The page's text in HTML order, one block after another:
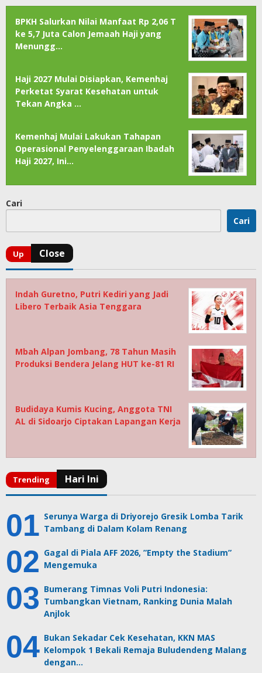
BPKH Salurkan Nilai Manfaat Rp 2,06 T
ke 5,7 Juta Calon Jemaah Haji yang
Menungg…
Haji 2027 Mulai Disiapkan, Kemenhaj
Perketat Syarat Kesehatan untuk
Tekan Angka …
Kemenhaj Mulai Lakukan Tahapan
Operasional Penyelenggaraan Ibadah
Haji 2027, Ini…
Cari
Cari
Indah Guretno, Putri Kediri yang Jadi
Libero Terbaik Asia Tenggara
Mbah Alpan Jombang, 78 Tahun Masih
Produksi Bendera Jelang HUT ke-81 RI
Budidaya Kumis Kucing, Anggota TNI
AL di Sidoarjo Ciptakan Lapangan Kerja
Serunya Warga di Driyorejo Gresik Lomba Tarik
Tambang di Dalam Kolam Renang
Gagal di Piala AFF 2026, ”Empty the Stadium”
Mengemuka
Bumerang Timnas Voli Putri Indonesia:
Tumbangkan Vietnam, Ranking Dunia Malah
Anjlok
Bukan Sekadar Cek Kesehatan, KKN MAS
Kelompok 1 Bekali Remaja Buludendeng Malang
dengan…